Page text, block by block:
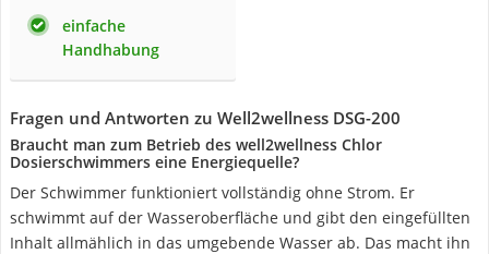
einfache
Handhabung
Fragen und Antworten zu Well2wellness DSG-200
Braucht man zum Betrieb des well2wellness Chlor
Dosierschwimmers eine Energiequelle?
Der Schwimmer funktioniert vollständig ohne Strom. Er
schwimmt auf der Wasseroberfläche und gibt den eingefüllten
Inhalt allmählich in das umgebende Wasser ab. Das macht ihn